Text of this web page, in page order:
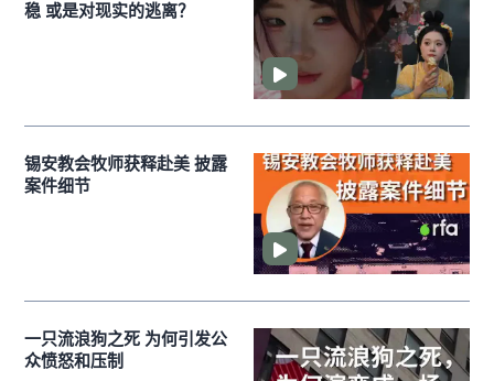
稳 或是对现实的逃离？
锡安教会牧师获释赴美 披露
案件细节
一只流浪狗之死 为何引发公
众愤怒和压制